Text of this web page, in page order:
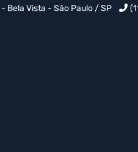
Bela Vista - São Paulo / SP
do
Paraíso - SP